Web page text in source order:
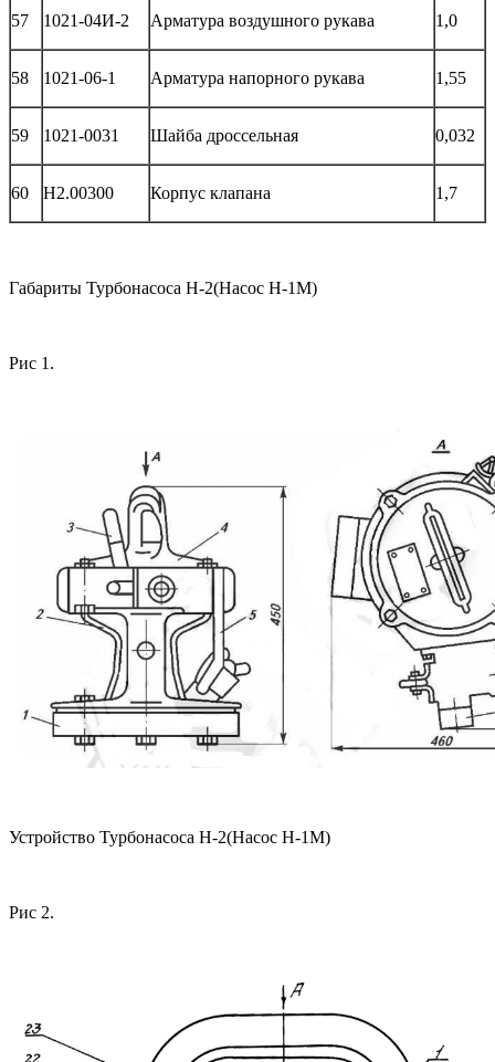
57 1021-04И-2 Арматура воздушного рукава 1,0
58 1021-06-1 Арматура напорного рукава 1,55
59 1021-0031 Шайба дроссельная 0,032
60 Н2.00300 Корпус клапана 1,7
Габариты Турбонасоса Н-2(Насос Н-1М)
Рис 1.
Устройство Турбонасоса Н-2(Насос Н-1М)
Рис 2.